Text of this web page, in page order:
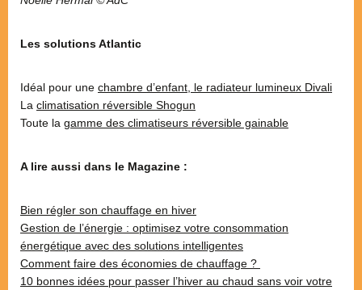
Les solutions Atlantic
Idéal pour une chambre d’enfant, le radiateur lumineux Divali
La climatisation réversible Shogun
Toute la gamme des climatiseurs réversible gainable
A lire aussi dans le Magazine :
Bien régler son chauffage en hiver
Gestion de l’énergie : optimisez votre consommation
énergétique avec des solutions intelligentes
Comment faire des économies de chauffage ?
10 bonnes idées pour passer l’hiver au chaud sans voir votre